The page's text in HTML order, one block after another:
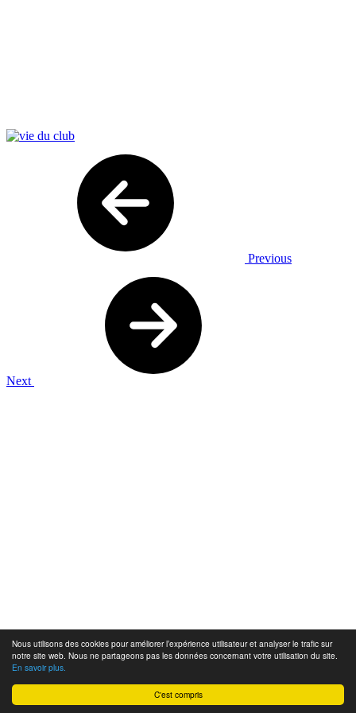
C'est compris
Nous utilisons des cookies pour améliorer l’expérience utilisateur et analyser le trafic sur
notre site web. Nous ne partageons pas les données concernant votre utilisation du site.
En savoir plus.
Previous
Next